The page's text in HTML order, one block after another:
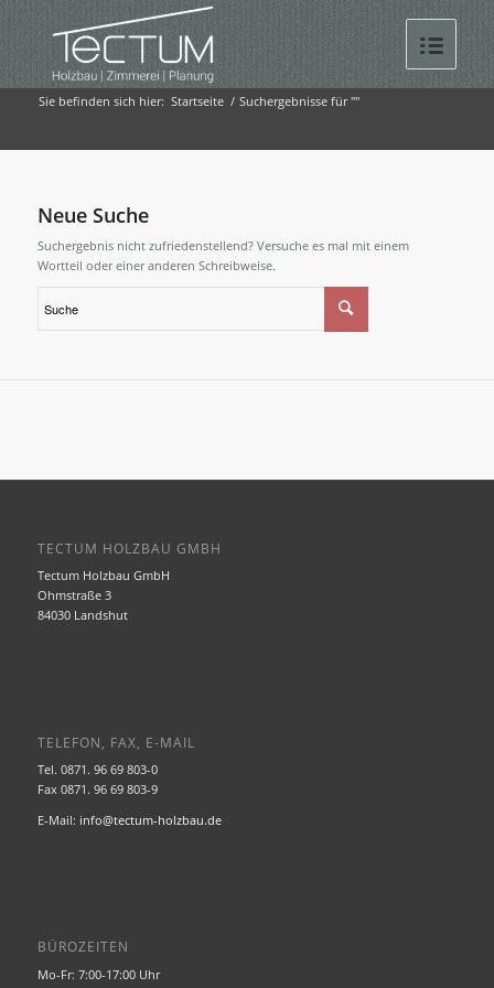
Sie befinden sich hier: Startseite / Suchergebnisse für ""
Neue Suche
Suchergebnis nicht zufriedenstellend? Versuche es mal mit einem
Wortteil oder einer anderen Schreibweise.
TECTUM HOLZBAU GMBH
Tectum Holzbau GmbH
Ohmstraße 3
84030 Landshut
TELEFON, FAX, E-MAIL
Tel. 0871. 96 69 803-0
Fax 0871. 96 69 803-9
E-Mail: info@tectum-holzbau.de
BÜROZEITEN
Mo-Fr: 7:00-17:00 Uhr